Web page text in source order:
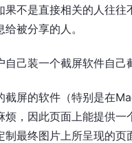
不是直接相关的人往往
被分享的人。
己装一个截屏软件自己
屏的软件（特别是在
，因此页面上能提供一
最终图片上所呈现的页